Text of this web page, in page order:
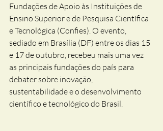
Fundações de Apoio às Instituições de
Ensino Superior e de Pesquisa Científica
e Tecnológica (Confies). O evento,
sediado em Brasília (DF) entre os dias 15
e 17 de outubro, recebeu mais uma vez
as principais fundações do país para
debater sobre inovação,
sustentabilidade e o desenvolvimento
científico e tecnológico do Brasil.